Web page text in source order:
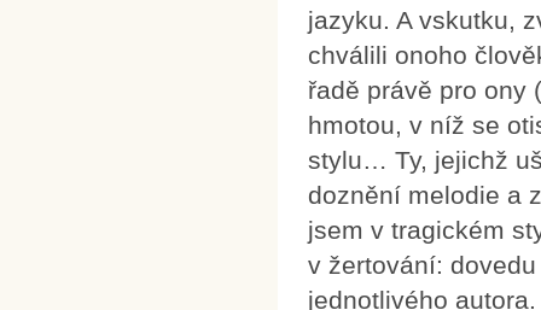
jazyku. A vskutku,
chválili onoho
řadě právě pro ony
hmotou, v níž se
stylu… Ty, jejichž
doznění melodie a
jsem v tragickém
v žertování:
jednotlivého